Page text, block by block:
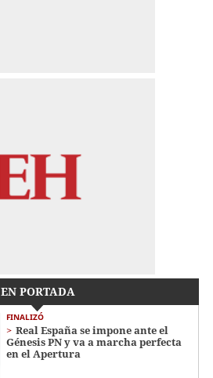
EN PORTADA
FINALIZÓ
Real España se impone ante el
Génesis PN y va a marcha perfecta
en el Apertura